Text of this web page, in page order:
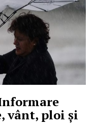
vânt, ploi și